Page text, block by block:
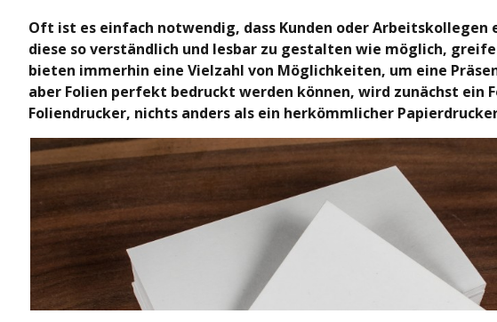
Oft ist es einfach notwendig, dass Kunden oder
diese so verständlich und lesbar zu gestalten wie möglich,
bieten immerhin eine Vielzahl von Möglichkeiten, um eine
aber Folien perfekt bedruckt werden können, wird zunächst ein
Foliendrucker, nichts anders als ein herkömmlicher